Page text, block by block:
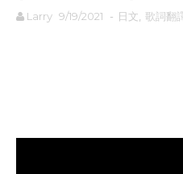
Larry 9/19/2021 - 日文 歌詞翻